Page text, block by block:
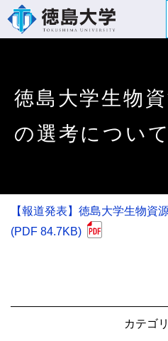
徳島大学生物
の選考について
【報道発表】徳島大学生物資
(PDF 84.7KB)
カテゴ